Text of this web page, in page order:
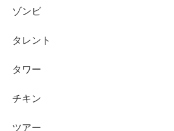
ゾンビ
タレント
タワー
チキン
ツアー